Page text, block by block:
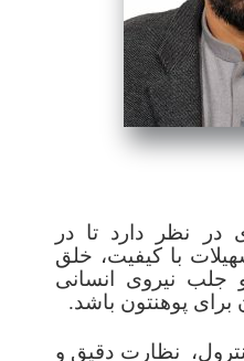
در نظر دارد تا در
با کیفیت، خلق
جلب نیروی انسانی
برای پوهنتون باشد.
نظارت دقیق و